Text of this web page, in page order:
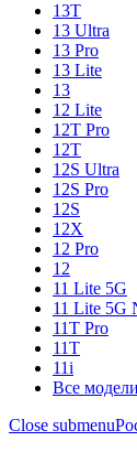
13T
13 Ultra
13 Pro
13 Lite
13
12 Lite
12T Pro
12T
12S Ultra
12S Pro
12S
12X
12 Pro
12
11 Lite 5G
11 Lite 5G
11T Pro
11T
11i
Все модели
Close submenu